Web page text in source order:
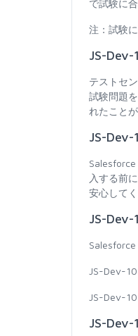
で試験に
注：試験
JS-Dev-
テストセ
試験問題
れたこと
JS-Dev-
入する前
安心してく
JS-Dev-
JS-Dev-
JS-Dev-
JS-Dev-